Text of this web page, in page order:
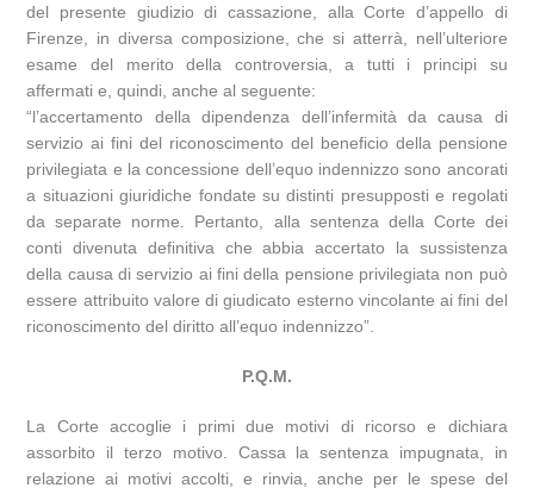
del presente giudizio di cassazione, alla Corte d’appello di
Firenze, in diversa composizione, che si atterrà, nell’ulteriore
esame del merito della controversia, a tutti i principi su
affermati e, quindi, anche al seguente:
“l’accertamento della dipendenza dell’infermità da causa di
servizio ai fini del riconoscimento del beneficio della pensione
privilegiata e la concessione dell’equo indennizzo sono ancorati
a situazioni giuridiche fondate su distinti presupposti e regolati
da separate norme. Pertanto, alla sentenza della Corte dei
conti divenuta definitiva che abbia accertato la sussistenza
della causa di servizio ai fini della pensione privilegiata non può
essere attribuito valore di giudicato esterno vincolante ai fini del
riconoscimento del diritto all’equo indennizzo”.
P.Q.M.
La Corte accoglie i primi due motivi di ricorso e dichiara
assorbito il terzo motivo. Cassa la sentenza impugnata, in
relazione ai motivi accolti, e rinvia, anche per le spese del